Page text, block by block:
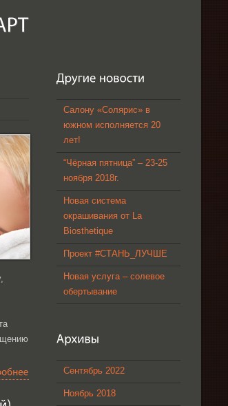
Салону «Солярис» в
южном исполняется 20
лет!
“Чёрная пятница” – 23-25
ноября 2018г.
Новая система
окрашивания от La
Biosthetique
Проект #СТАНЬ_ЛУЧШЕ
Новая услуга – солевое
обертывание
Сентябрь 2022
Ноябрь 2018